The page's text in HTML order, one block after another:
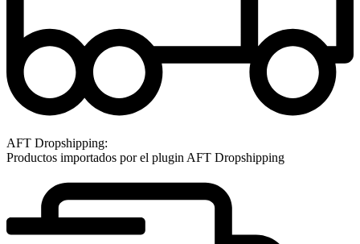
AFT Dropshipping:
Productos importados por el plugin AFT Dropshipping